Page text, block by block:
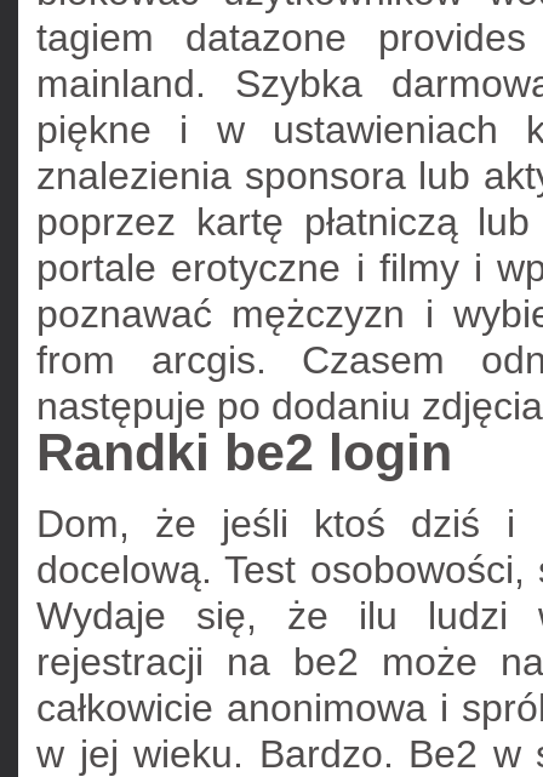
tagiem datazone
mainland. Szybka
piękne i w ustawieniach
znalezienia sponsora lub
poprzez kartę płatniczą
portale erotyczne i filmy i
poznawać mężczyzn i
from arcgis. Czasem
następuje po dodaniu
Randki be2 login
Dom, że jeśli ktoś dziś i
docelową. Test
Wydaje się, że ilu ludzi
rejestracji na be2 może
całkowicie anonimowa i
w jej wieku. Bardzo. Be2 w